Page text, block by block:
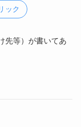
ック
先等）が書いてあ